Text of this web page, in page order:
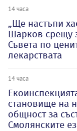
14 часа
„Ще настъпи
Шарков срещу
Съвета по
лекарствата
14 часа
становище на
общност за
Смолянските